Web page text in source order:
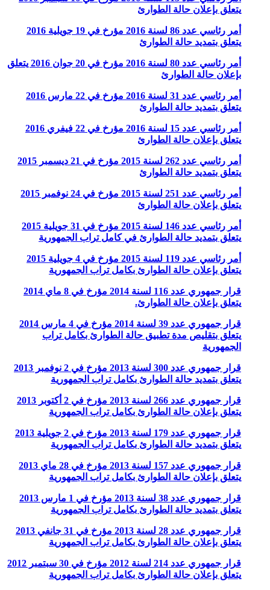
يتعلق بإعلان حالة الطوارئ
أمر رئاسي عدد 86 لسنة 2016 مؤرخ في 19 جويلية 2016
يتعلق بتمديد حالة الطوارئ
أمر رئاسي عدد 80 لسنة 2016 مؤرخ في 20 جوان 2016 يتعلق
بإعلان حالة الطوارئ
أمر رئاسي عدد 31 لسنة 2016 مؤرخ في 22 مارس 2016
يتعلق بتمديد حالة الطوارئ
أمر رئاسي عدد 15 لسنة 2016 مؤرخ في 22 فيفري 2016
يتعلق بإعلان حالة الطوارئ
أمر رئاسي عدد 262 لسنة 2015 مؤرخ في 21 ديسمبر 2015
يتعلق بتمديد حالة الطوارئ
أمر رئاسي عدد 251 لسنة 2015 مؤرخ في 24 نوفمبر 2015
يتعلق بإعلان حالة الطوارئ
أمر رئاسي عدد 146 لسنة 2015 مؤرخ في 31 جويلية 2015
يتعلق بتمديد حالة الطوارئ في كامل تراب الجمهورية
أمر رئاسي عدد 119 لسنة 2015 مؤرخ في 4 جويلية 2015
يتعلق بإعلان حالة الطوارئ بكامل تراب الجمهورية
قرار جمهوري عدد 116 لسنة 2014 مؤرخ في 8 ماي 2014
يتعلق بإعلان حالة الطوارئ.
قرار جمهوري عدد 39 لسنة 2014 مؤرخ في 4 مارس 2014
يتعلق بتقليص مدة تطبيق حالة الطوارئ بكامل تراب
الجمهورية
قرار جمهوري عدد 300 لسنة 2013 مؤرخ في 2 نوفمبر 2013
يتعلق بتمديد حالة الطوارئ بكامل تراب الجمهورية
قرار جمهوري عدد 266 لسنة 2013 مؤرخ في 2 أكتوبر 2013
يتعلق بإعلان حالة الطوارئ بكامل تراب الجمهورية
قرار جمهوري عدد 179 لسنة 2013 مؤرخ في 2 جويلية 2013
يتعلق بتمديد حالة الطوارئ بكامل تراب الجمهورية
قرار جمهوري عدد 157 لسنة 2013 مؤرخ في 28 ماي 2013
يتعلق بإعلان حالة الطوارئ بكامل تراب الجمهورية
قرار جمهوري عدد 38 لسنة 2013 مؤرخ في 1 مارس 2013
يتعلق بتمديد حالة الطوارئ بكامل تراب الجمهورية
قرار جمهوري عدد 28 لسنة 2013 مؤرخ في 31 جانفي 2013
يتعلق بإعلان حالة الطوارئ بكامل تراب الجمهورية
قرار جمهوري عدد 214 لسنة 2012 مؤرخ في 30 سبتمبر 2012
يتعلق بإعلان حالة الطوارئ بكامل تراب الجمهورية